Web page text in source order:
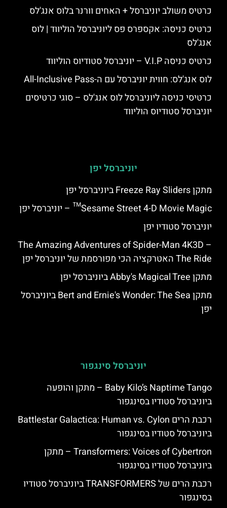
כרטיס משולב יוניברסל + האחים וורנר בלוס אנג'לס
כרטיס כניסה: אקספרס פס ליוניברסל הוליווד | לוס
אנג'לס
כרטיס כניסה V.I.P – יוניברסל סטודיוס הוליווד
לוס אנג'לס: חווית יוניברסל עם ה-All-Inclusive Pass
כרטיסי כניסה ליוניברסל לוס אנג'לס – סוגי כרטיסים
יוניברסל סטודיוס הוליווד
יוניברסל יפן
מתקן Freeze Ray Sliders ביוניברסל יפן
Sesame Street 4-D Movie Magic™ – יוניברסל יפן
יוניברסל סטודיו יפן
The Amazing Adventures of Spider-Man 4K3D –
The Ride האטרקציה הכי מפורסמת של יוניברסל יפן
מתקן Abby's Magical Tree ביוניברסל יפן
מתקן Bert and Ernie's Wonder: The Sea ביוניברסל
יפן
יוניברסל סינגפור
Baby Kilo’s Naptime Tango – מתקן והופעה
ביוניברסל סטודיו בסינגפור
רכבת הרים Battlestar Galactica: Human vs. Cylon
ביוניברסל סטודיו בסינגפור
Transformers: Voices of Cybertron – מתקן
ביוניברסל סטודיו בסינגפור
רכבת הרים של TRANSFORMERS ביוניברסל סטודיו
בסינגפור